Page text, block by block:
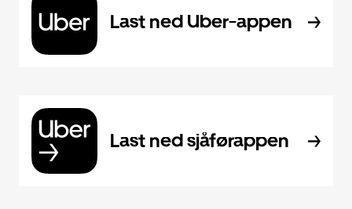
Last ned Uber-appen
Last ned sjåførappen